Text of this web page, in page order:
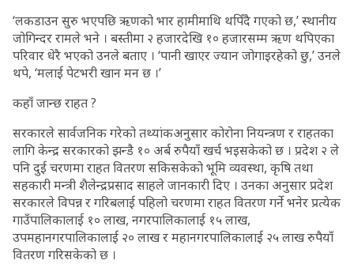
‘लकडाउन सुरु भएपछि ऋणको भार हामीमाथि थपिँदै गएको छ,’ स्थानीय
जोगिन्दर रामले भने । बस्तीमा २ हजारदेखि १० हजारसम्म ऋण थपिएका
परिवार धेरै भएको उनले बताए । ‘पानी खाएर ज्यान जोगाइरहेको छु,’ उनले
थपे, ‘मलाई पेटभरी खान मन छ ।’
कहाँ जान्छ राहत ?
सरकारले सार्वजनिक गरेको तथ्यांकअनुसार कोरोना नियन्त्रण र राहतका
लागि केन्द्र सरकारको झन्डै १० अर्ब रुपैयाँ खर्च भइसकेको छ । प्रदेश २ ले
पनि दुई चरणमा राहत वितरण सकिसकेको भूमि व्यवस्था, कृषि तथा
सहकारी मन्त्री शैलेन्द्रप्रसाद साहले जानकारी दिए । उनका अनुसार प्रदेश
सरकारले विपन्न र गरिबलाई पहिलो चरणमा राहत वितरण गर्ने भनेर प्रत्येक
गाउँपालिकालाई १० लाख, नगरपालिकालाई १५ लाख,
उपमहानगरपालिकालाई २० लाख र महानगरपालिकालाई २५ लाख रुपैयाँ
वितरण गरिसकेको छ ।